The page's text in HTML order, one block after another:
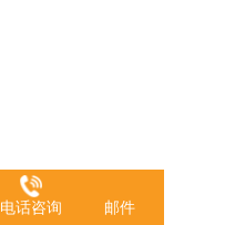
电话咨询 邮件